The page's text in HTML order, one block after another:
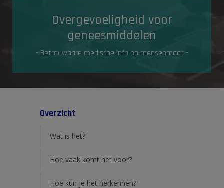
Gezondheid in de media
Overgevoeligheid voor
geneesmiddelen
- Betrouwbare medische info op mensenmaat -
Overzicht
Wat is het?
Hoe vaak komt het voor?
Hoe kun je het herkennen?